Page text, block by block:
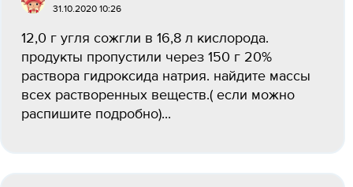
31.10.2020 10:26
12,0 г угля сожгли в 16,8 л кислорода.
продукты пропустили через 150 г 20%
раствора гидроксида натрия. найдите массы
всех растворенных веществ.( если можно
распишите подробно)...